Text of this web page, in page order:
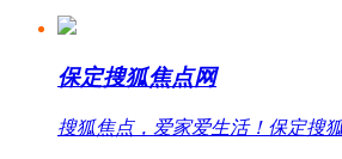
保定搜狐焦点网
搜狐焦点，爱家爱生活！保定搜